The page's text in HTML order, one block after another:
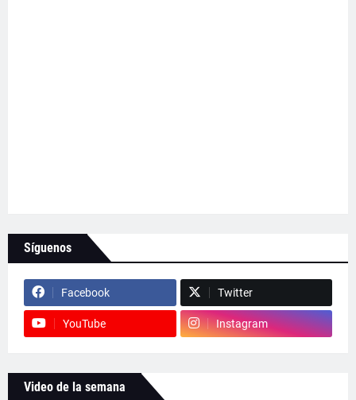
Síguenos
Facebook Twitter
YouTube Instagram
Video de la semana